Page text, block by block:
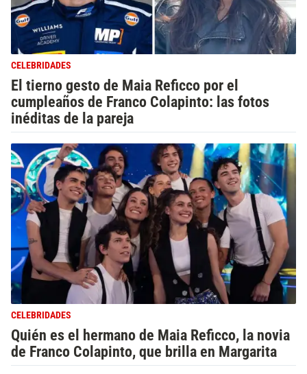
CELEBRIDADES
El tierno gesto de Maia Reficco por el
cumpleaños de Franco Colapinto: las fotos
inéditas de la pareja
CELEBRIDADES
Quién es el hermano de Maia Reficco, la novia
de Franco Colapinto, que brilla en Margarita